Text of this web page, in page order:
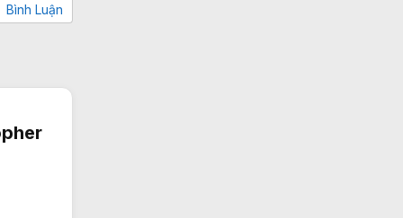
Bình Luận